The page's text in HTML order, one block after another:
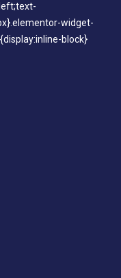
widget-
block}